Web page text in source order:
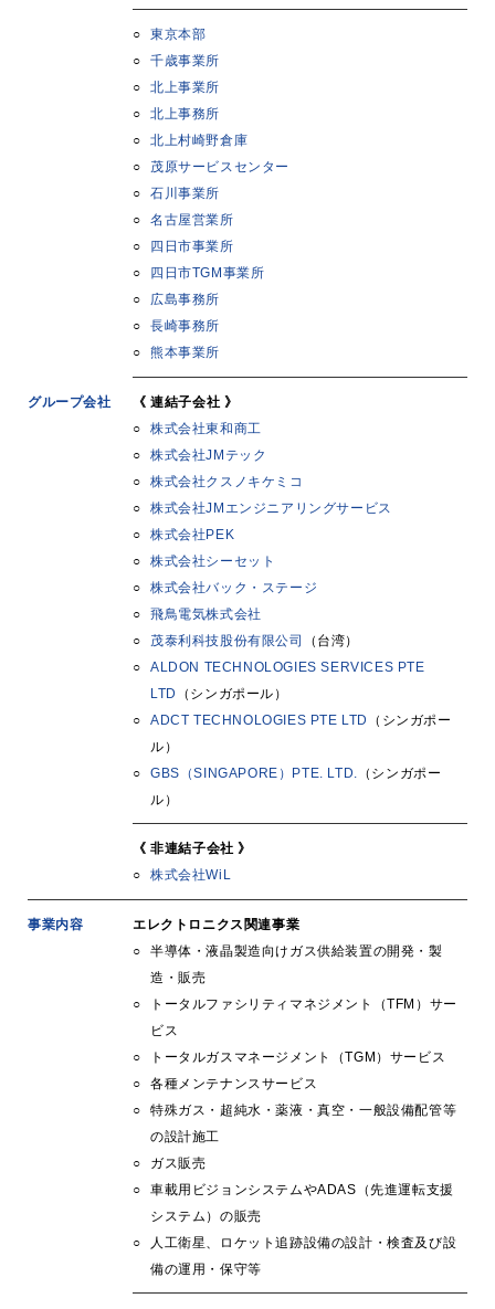
東京本部
千歳事業所
北上事業所
北上事務所
北上村崎野倉庫
茂原サービスセンター
石川事業所
名古屋営業所
四日市事業所
四日市TGM事業所
広島事務所
長崎事務所
熊本事業所
グループ会社
《 連結子会社 》
株式会社東和商工
株式会社JMテック
株式会社クスノキケミコ
株式会社JMエンジニアリングサービス
株式会社PEK
株式会社シーセット
株式会社バック・ステージ
飛鳥電気株式会社
茂泰利科技股份有限公司
（台湾）
ALDON TECHNOLOGIES SERVICES PTE
LTD
（シンガポール）
ADCT TECHNOLOGIES PTE LTD
（シンガポー
ル）
GBS（SINGAPORE）PTE. LTD. （シンガポー
ル）
《 非連結子会社 》
株式会社WiL
事業内容
エレクトロニクス関連事業
半導体・液晶製造向けガス供給装置の開発・製
造・販売
トータルファシリティマネジメント（TFM）サー
ビス
トータルガスマネージメント（TGM）サービス
各種メンテナンスサービス
特殊ガス・超純水・薬液・真空・一般設備配管等
の設計施工
ガス販売
車載用ビジョンシステムやADAS（先進運転支援
システム）の販売
人工衛星、ロケット追跡設備の設計・検査及び設
備の運用・保守等